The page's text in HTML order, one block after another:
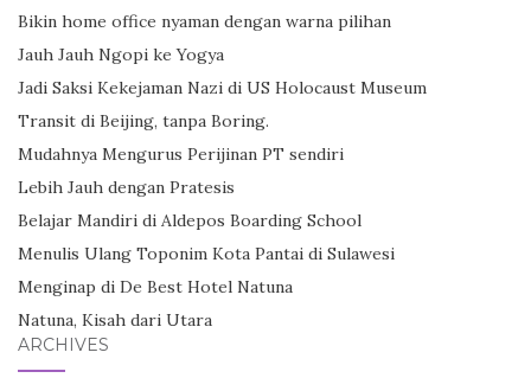
Bikin home office nyaman dengan warna pilihan
Jauh Jauh Ngopi ke Yogya
Jadi Saksi Kekejaman Nazi di US Holocaust Museum
Transit di Beijing, tanpa Boring.
Mudahnya Mengurus Perijinan PT sendiri
Lebih Jauh dengan Pratesis
Belajar Mandiri di Aldepos Boarding School
Menulis Ulang Toponim Kota Pantai di Sulawesi
Menginap di De Best Hotel Natuna
Natuna, Kisah dari Utara
ARCHIVES